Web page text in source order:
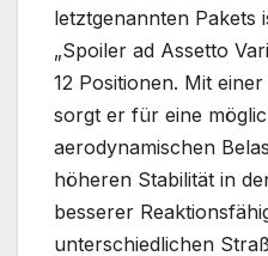
letztgenannten Pakets
„Spoiler ad Assetto
12 Positionen. Mit
sorgt er für eine
aerodynamischen
höheren Stabilität in
besserer
unterschiedlichen